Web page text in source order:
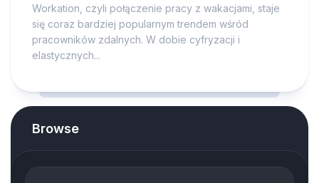
Workation, czyli połączenie pracy z wakacjami, staje
się coraz bardziej popularnym trendem wśród
pracowników zdalnych. W dobie cyfryzacji i
elastycznych...
Browse